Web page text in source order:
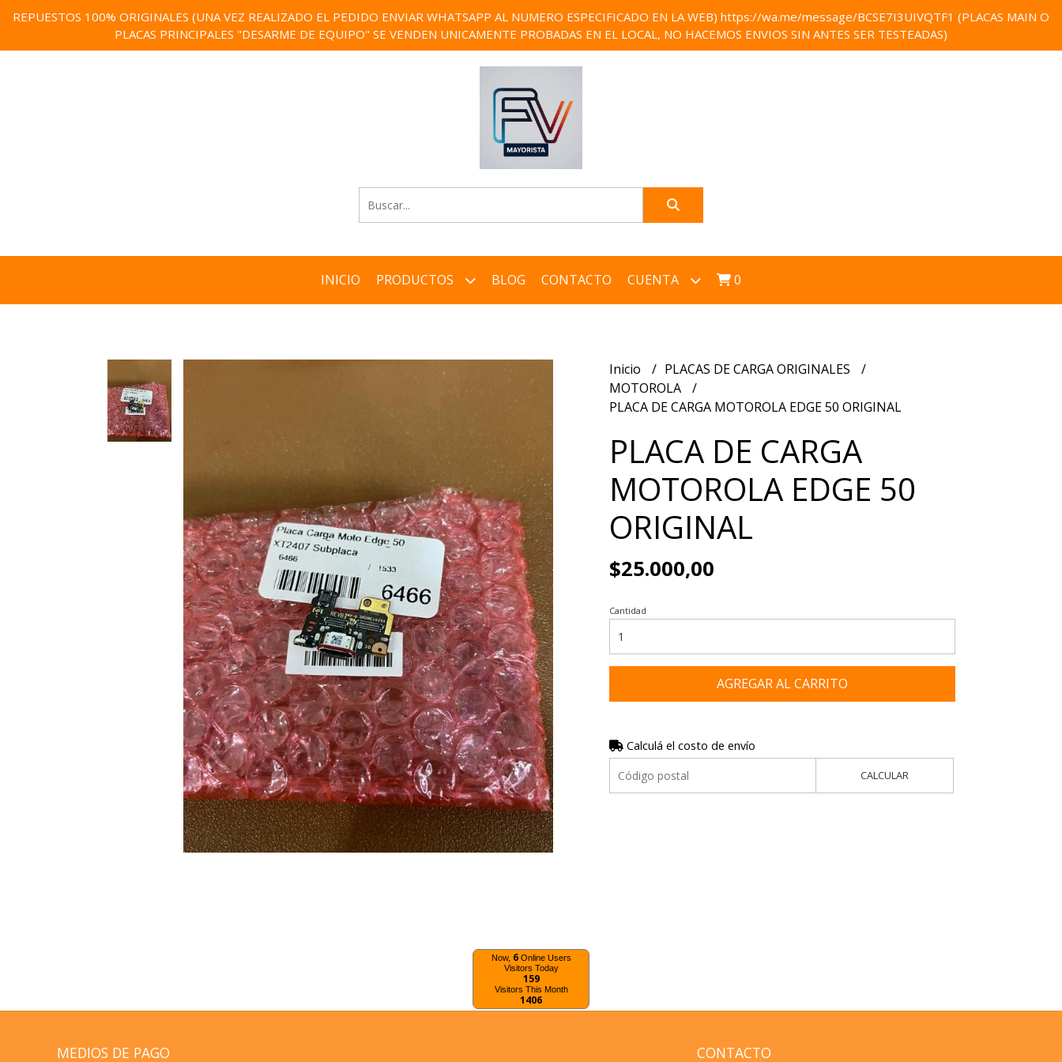
REPUESTOS 100% ORIGINALES (UNA VEZ REALIZADO EL PEDIDO ENVIAR WHATSAPP AL NUMERO ESPECIFICADO EN LA WEB) https://wa.me/message/BCSE7I3UIVQTF1 (PLACAS MAIN O
PLACAS PRINCIPALES "DESARME DE EQUIPO" SE VENDEN UNICAMENTE PROBADAS EN EL LOCAL, NO HACEMOS ENVIOS SIN ANTES SER TESTEADAS)
INICIO PRODUCTOS BLOG CONTACTO CUENTA 0
Inicio
PLACAS DE CARGA ORIGINALES
MOTOROLA
PLACA DE CARGA MOTOROLA EDGE 50 ORIGINAL
PLACA DE CARGA
MOTOROLA EDGE 50
ORIGINAL
$25.000,00
Cantidad
AGREGAR AL CARRITO
Calculá el costo de envío
CALCULAR
Now, 6Online Users
Visitors Today
159
Visitors This Month
1406
MEDIOS DE PAGO CONTACTO